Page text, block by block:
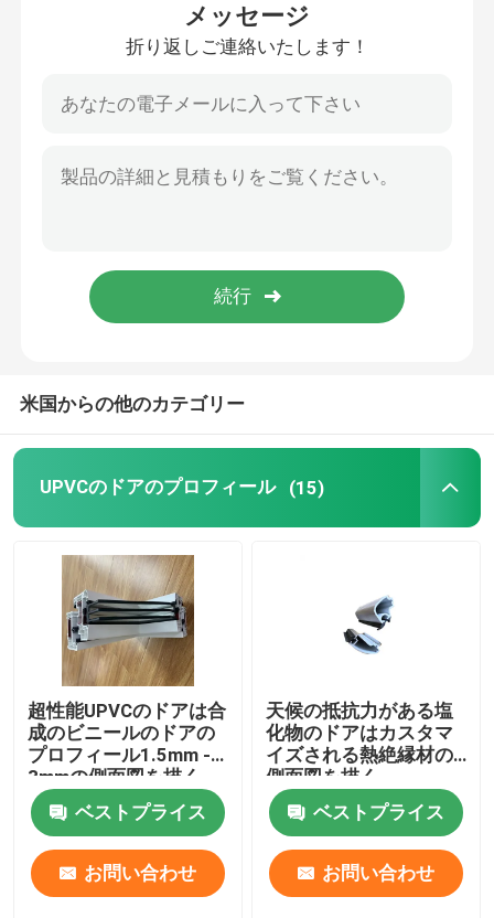
私達について
私達に連絡しなさい
UPVCのドアのプロフィール
UPVCの窓のプロフィール
UPVCの放出のプロフィール
upvcの開き窓の窓
upvcのスライディング ウインドウ
UPVCのフレンチ ドア
UPVCの引き戸
熱壊れ目アルミニウム窓
メッセージ
折り返しご連絡いたします！
米国からの他のカテゴリー
UPVCのドアのプロフィール (15)
超性能UPVCのドアは合
成のビニールのドアの
プロフィール1.5mm -
3mmの側面図を描く
ベストプライス
お問い合わせ
天候の抵抗力がある塩
化物のドアはカスタマ
イズされる熱絶縁材の
側面図を描く
ベストプライス
お問い合わせ